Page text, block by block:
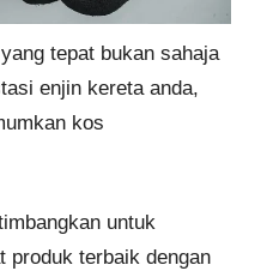
tepat bukan sahaja
enjin kereta anda,
kos
untuk
produk terbaik dengan